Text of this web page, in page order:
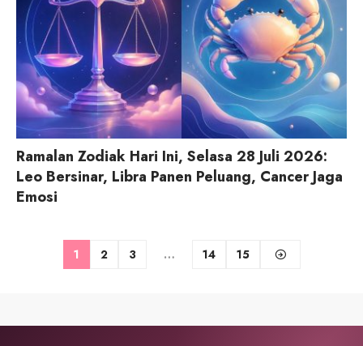
Ramalan Zodiak Hari Ini, Selasa 28 Juli 2026:
Leo Bersinar, Libra Panen Peluang, Cancer Jaga
Emosi
1 2 3 … 14 15